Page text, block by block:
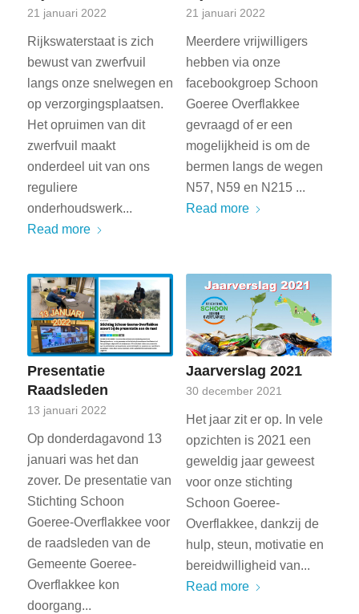
21 januari 2022
Rijkswaterstaat is zich
bewust van zwerfvuil
langs onze snelwegen en
op verzorgingsplaatsen.
Het opruimen van dit
zwerfvuil maakt
onderdeel uit van ons
reguliere
onderhoudswerk...
Read more
21 januari 2022
Meerdere vrijwilligers
hebben via onze
facebookgroep Schoon
Goeree Overflakkee
gevraagd of er een
mogelijkheid is om de
bermen langs de wegen
N57, N59 en N215 ...
Read more
Presentatie
Raadsleden
13 januari 2022
Op donderdagavond 13
januari was het dan
zover. De presentatie van
Stichting Schoon
Goeree-Overflakkee voor
de raadsleden van de
Gemeente Goeree-
Overflakkee kon
doorgang...
Jaarverslag 2021
30 december 2021
Het jaar zit er op. In vele
opzichten is 2021 een
geweldig jaar geweest
voor onze stichting
Schoon Goeree-
Overflakkee, dankzij de
hulp, steun, motivatie en
bereidwilligheid van...
Read more